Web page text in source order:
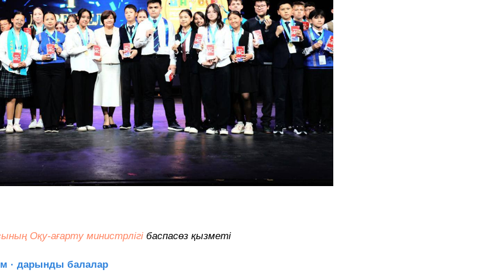
Оқу-ағарту министрлігі баспасөз қызметі
· дарынды балалар